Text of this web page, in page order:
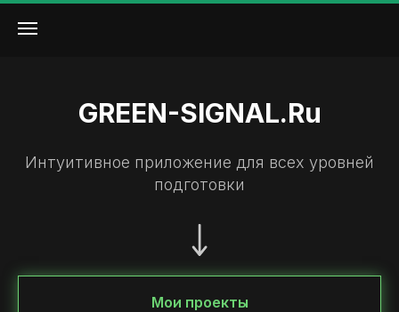
GREEN-SIGNAL.Ru
Интуитивное приложение для всех уровней
подготовки
Мои проекты